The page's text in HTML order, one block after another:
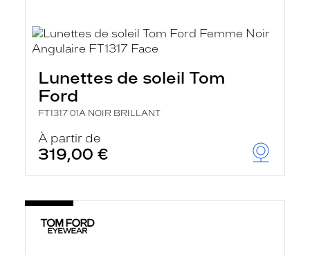
Lunettes de soleil Tom
Ford
FT1317 01A NOIR BRILLANT
À partir de
319,00 €